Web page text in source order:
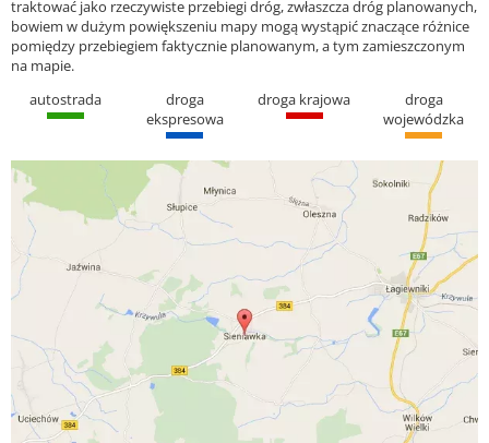
traktować jako rzeczywiste przebiegi dróg, zwłaszcza dróg planowanych,
bowiem w dużym powiększeniu mapy mogą wystąpić znaczące różnice
pomiędzy przebiegiem faktycznie planowanym, a tym zamieszczonym
na mapie.
autostrada
droga
ekspresowa
droga krajowa
droga
wojewódzka